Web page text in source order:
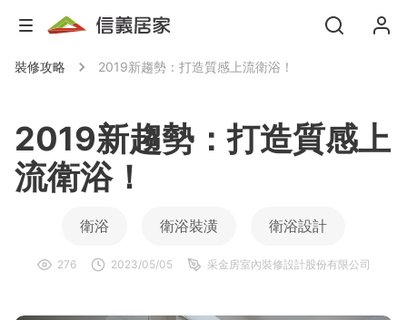
裝修攻略 2019新趨勢：打造質感上流衛浴！
2019新趨勢：打造質感上
流衛浴！
衛浴 衛浴裝潢 衛浴設計
276 2023/05/05 采金房室內裝修設計股份有限公司